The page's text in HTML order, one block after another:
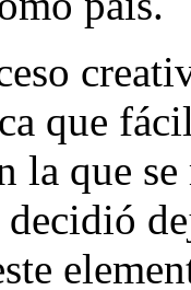
que
la que